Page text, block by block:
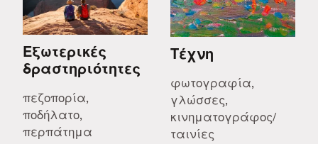
Εξωτερικές
δραστηριότητες
πεζοπορία,
ποδήλατο,
περπάτημα
Τέχνη
φωτογραφία,
γλώσσες,
κινηματογράφος/
ταινίες